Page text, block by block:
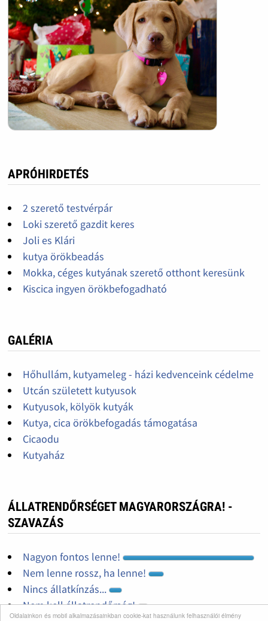
Oldalainkon és mobil alkalmazásainkban cookie-kat használunk felhasználói élmény
APRÓHIRDETÉS
2 szerető testvérpár
Loki szerető gazdit keres
Joli es Klári
kutya örökbeadás
Mokka, céges kutyának szerető otthont keresünk
Kiscica ingyen örökbefogadható
GALÉRIA
Hőhullám, kutyameleg - házi kedvenceink cédelme
Utcán született kutyusok
Kutyusok, kölyök kutyák
Kutya, cica örökbefogadás támogatása
Cicaodu
Kutyaház
ÁLLATRENDŐRSÉGET MAGYARORSZÁGRA! -
SZAVAZÁS
Nagyon fontos lenne!
Nem lenne rossz, ha lenne!
Nincs állatkínzás...
Nem kell állatrendőrség!